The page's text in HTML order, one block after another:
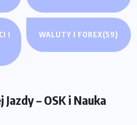
I
WALUTY I FOREX(59)
– OSK i Nauka